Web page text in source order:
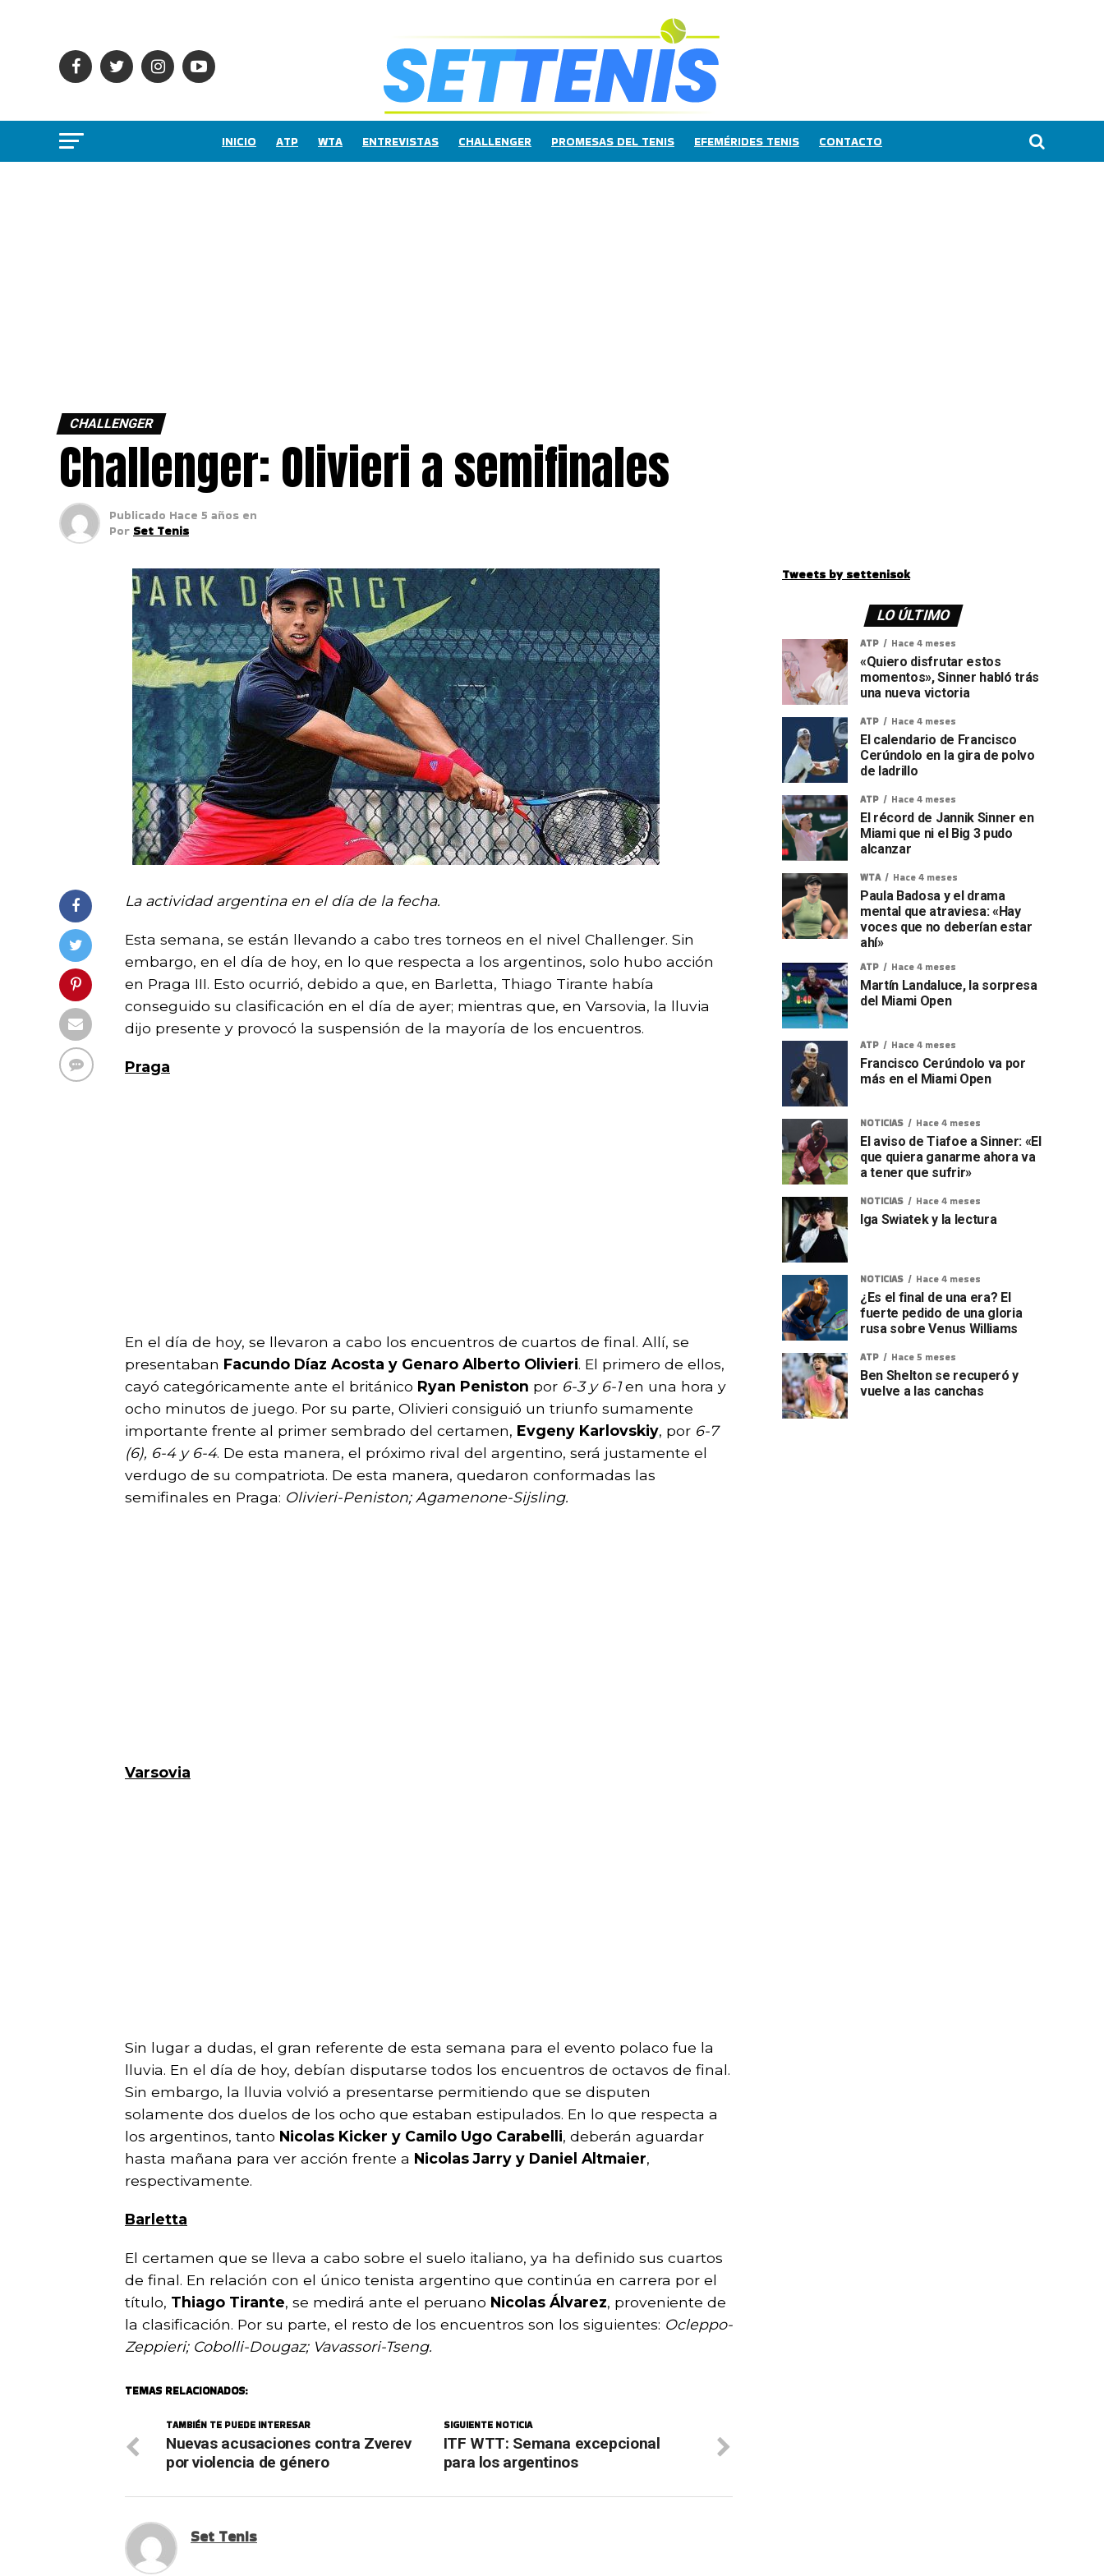
INICIO ATP WTA ENTREVISTAS CHALLENGER PROMESAS DEL TENIS EFEMÉRIDES TENIS CONTACTO
CHALLENGER
Challenger: Olivieri a semifinales
Publicado Hace 5 años en
Por Set Tenis
La actividad argentina en el día de la fecha.
Esta semana, se están llevando a cabo tres torneos en el nivel Challenger. Sin
embargo, en el día de hoy, en lo que respecta a los argentinos, solo hubo acción
en Praga III. Esto ocurrió, debido a que, en Barletta, Thiago Tirante había
conseguido su clasificación en el día de ayer; mientras que, en Varsovia, la lluvia
dijo presente y provocó la suspensión de la mayoría de los encuentros.
Praga
En el día de hoy, se llevaron a cabo los encuentros de cuartos de final. Allí, se
presentaban Facundo Díaz Acosta y Genaro Alberto Olivieri. El primero de ellos,
cayó categóricamente ante el británico Ryan Peniston por 6-3 y 6-1en una hora y
ocho minutos de juego. Por su parte, Olivieri consiguió un triunfo sumamente
importante frente al primer sembrado del certamen, Evgeny Karlovskiy, por 6-7
(6), 6-4 y 6-4. De esta manera, el próximo rival del argentino, será justamente el
verdugo de su compatriota. De esta manera, quedaron conformadas las
semifinales en Praga: Olivieri-Peniston; Agamenone-Sijsling.
Varsovia
Sin lugar a dudas, el gran referente de esta semana para el evento polaco fue la
lluvia. En el día de hoy, debían disputarse todos los encuentros de octavos de final.
Sin embargo, la lluvia volvió a presentarse permitiendo que se disputen
solamente dos duelos de los ocho que estaban estipulados. En lo que respecta a
los argentinos, tanto Nicolas Kicker y Camilo Ugo Carabelli, deberán aguardar
hasta mañana para ver acción frente a Nicolas Jarry y Daniel Altmaier,
respectivamente.
Barletta
El certamen que se lleva a cabo sobre el suelo italiano, ya ha definido sus cuartos
de final. En relación con el único tenista argentino que continúa en carrera por el
título, Thiago Tirante, se medirá ante el peruano Nicolas Álvarez, proveniente de
la clasificación. Por su parte, el resto de los encuentros son los siguientes: Ocleppo-
Zeppieri; Cobolli-Dougaz; Vavassori-Tseng.
TEMAS RELACIONADOS:
SIGUIENTE NOTICIA
ITF WTT: Semana excepcional
para los argentinos
TAMBIÉN TE PUEDE INTERESAR
Nuevas acusaciones contra Zverev
por violencia de género
Set Tenis
Tweets by settenisok
LO ÚLTIMO
ATP Hace 4 meses
«Quiero disfrutar estos
momentos», Sinner habló trás
una nueva victoria
ATP Hace 4 meses
El calendario de Francisco
Cerúndolo en la gira de polvo
de ladrillo
ATP Hace 4 meses
El récord de Jannik Sinner en
Miami que ni el Big 3 pudo
alcanzar
WTA Hace 4 meses
Paula Badosa y el drama
mental que atraviesa: «Hay
voces que no deberían estar
ahí»
ATP Hace 4 meses
Martín Landaluce, la sorpresa
del Miami Open
ATP Hace 4 meses
Francisco Cerúndolo va por
más en el Miami Open
NOTICIAS Hace 4 meses
El aviso de Tiafoe a Sinner: «El
que quiera ganarme ahora va
a tener que sufrir»
NOTICIAS Hace 4 meses
Iga Swiatek y la lectura
NOTICIAS Hace 4 meses
¿Es el final de una era? El
fuerte pedido de una gloria
rusa sobre Venus Williams
ATP Hace 5 meses
Ben Shelton se recuperó y
vuelve a las canchas